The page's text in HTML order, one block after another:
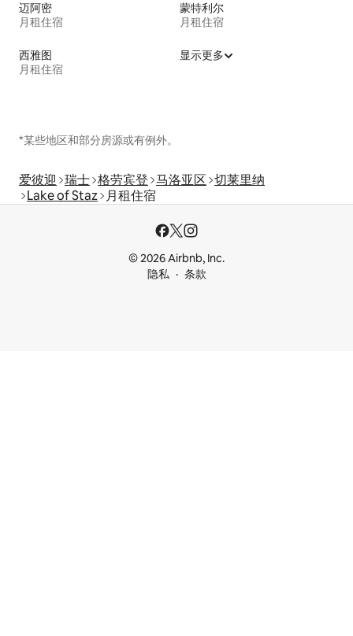
迈阿密
月租住宿
蒙特利尔
月租住宿
西雅图
月租住宿
显示更多
*某些地区和部分房源或有例外。
爱彼迎 瑞士 格劳宾登 马洛亚区 切莱里纳
Lake of Staz 月租住宿
© 2026 Airbnb, Inc.
隐私
条款